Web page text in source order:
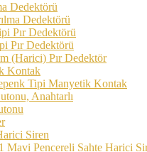
Dedektörü
Dedektörü
Pır Dedektörü
Pır Dedektörü
(Harici) Pır Dedektör
Kontak
Tipi Manyetik Kontak
Anahtarlı
Siren
Mavi Pencereli Sahte Harici